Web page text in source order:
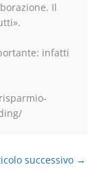
Il
infatti
successivo →